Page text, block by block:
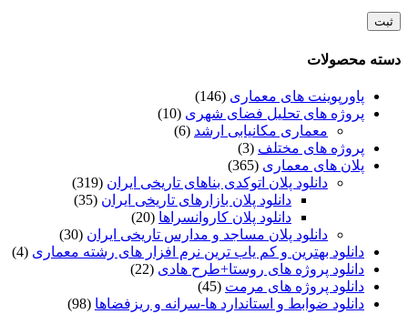
دسته محصولات
پاورپوینت های معماری (146)
پروژه های تحلیل فضای شهری (10)
معماری مکانیابی ارشد (6)
پروژه های مختلف (3)
پلان های معماری (365)
دانلود پلان اتوکدی بناهای تاریخی ایران (319)
دانلود پلان بازارهای تاریخی ایران (35)
دانلود پلان کاروانسراها (20)
دانلود پلان مساجد و مدارس تاریخی ایران (30)
دانلود بهترین و کم یاب ترین نرم افزار های رشته معماری (4)
دانلود پروژه های روستا+طرح هادی (22)
دانلود پروژه های مرمت (45)
دانلود ضوابط و استاندارد ها-سرانه و ریزفضاها (98)